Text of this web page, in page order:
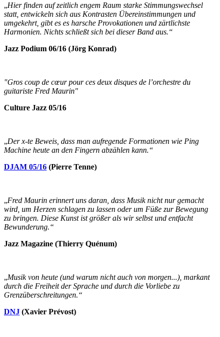
„Hier finden auf zeitlich engem Raum starke Stimmungswechsel
statt, entwickeln sich aus Kontrasten Übereinstimmungen und
umgekehrt, gibt es es harsche Provokationen und zärtlichste
Harmonien. Nichts schließt sich bei dieser Band aus.“
Jazz Podium 06/16 (Jörg Konrad)
"Gros coup de cœur pour ces deux disques de l’orchestre du
guitariste Fred Maurin"
Culture Jazz 05/16
„Der x-te Beweis, dass man aufregende Formationen wie Ping
Machine heute an den Fingern abzählen kann.“
DJAM 05/16 (Pierre Tenne)
„Fred Maurin erinnert uns daran, dass Musik nicht nur gemacht
wird, um Herzen schlagen zu lassen oder um Füße zur Bewegung
zu bringen. Diese Kunst ist größer als wir selbstund entfacht
Bewunderung.“
Jazz Magazine (Thierry Quénum)
„Musik von heute (und warum nicht auch von morgen...), markant
durch die Freiheit der Sprache und durch die Vorliebe zu
Grenzüberschreitungen.“
DNJ (Xavier Prévost)